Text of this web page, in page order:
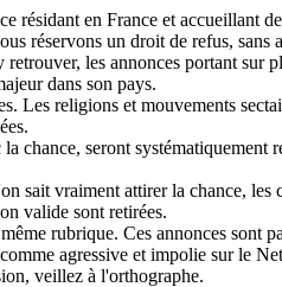
résidant en France et accueillant
réservons un droit de refus, sans
les annonces portant sur
dans son pays.
Les religions et mouvements
chance, seront systématiquement
sait vraiment attirer la chance,
valide sont retirées.
rubrique. Ces annonces sont
agressive et impolie sur le
veillez à l'orthographe.